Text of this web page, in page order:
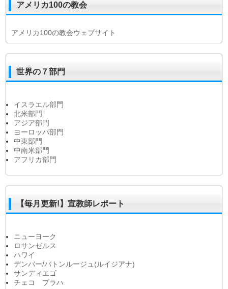
アメリカ100の教会
アメリカ100の教会ウェブサイト
世界の７部門
イスラエル部門
北米部門
アジア部門
ヨーロッパ部門
中東部門
中南米部門
アフリカ部門
【毎月更新!】宣教師レポート
ニューヨーク
ロサンゼルス
ハワイ
デンバー/バトンルージュ(ルイジアナ)
サンディエゴ
チェコ プラハ